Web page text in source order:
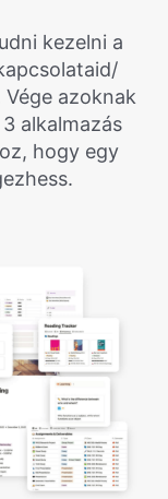
kezelni a
azoknak
alkalmazás
hogy egy